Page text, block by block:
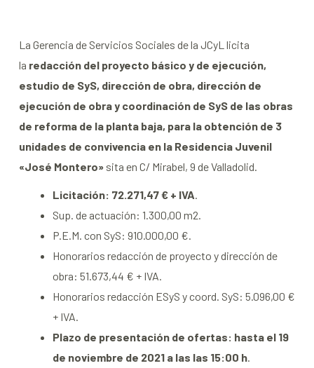
La Gerencia de Servicios Sociales de la JCyL licita
la redacción del proyecto básico y de ejecución,
estudio de SyS, dirección de obra, dirección de
ejecución de obra y coordinación de SyS de las obras
de reforma de la planta baja, para la obtención de 3
unidades de convivencia en la Residencia Juvenil
«José Montero»sita en C/ Mirabel, 9 de Valladolid.
Licitación: 72.271,47 € + IVA.
Sup. de actuación: 1.300,00 m2.
P.E.M. con SyS: 910.000,00 €.
Honorarios redacción de proyecto y dirección de
obra: 51.673,44 € + IVA.
Honorarios redacción ESyS y coord. SyS: 5.096,00 €
+ IVA.
Plazo de presentación de ofertas: hasta el 19
de noviembre de 2021 a las las 15:00 h.